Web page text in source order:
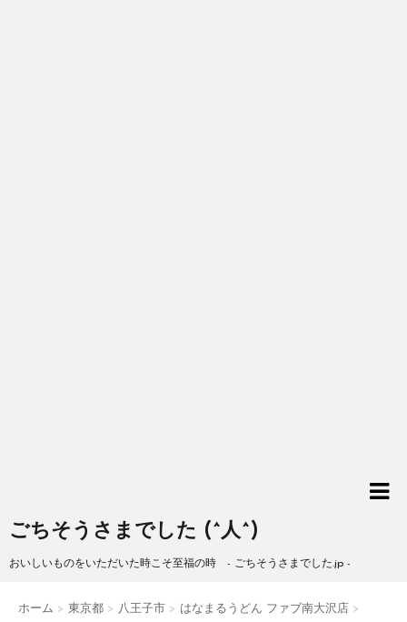
ごちそうさまでした (^人^)
おいしいものをいただいた時こそ至福の時 - ごちそうさまでした.jp -
ホーム > 東京都 > 八王子市 > はなまるうどん ファブ南大沢店 >